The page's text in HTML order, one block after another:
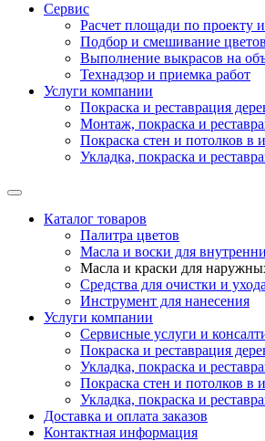
Сервис
Расчет площади по проекту
Подбор и смешивание цветов
Выполнение выкрасов на
Технадзор и приемка работ
Услуги компании
Покраска и реставрация
Монтаж, покраска и
Покраска стен и потолков в
Укладка, покраска и
Каталог товаров
Палитра цветов
Масла и воски для
Масла и краски для
Средства для очистки и ухода
Инструмент для нанесения
Услуги компании
Сервисные услуги и
Покраска и реставрация
Укладка, покраска и
Покраска стен и потолков в
Укладка, покраска и
Доставка и оплата заказов
Контактная информация